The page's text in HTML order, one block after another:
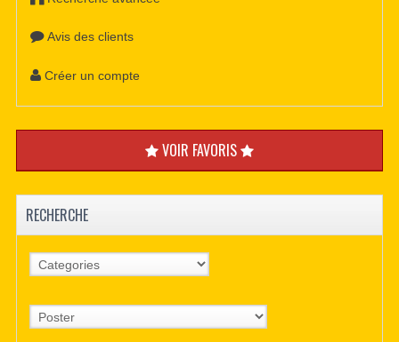
Avis des clients
Créer un compte
VOIR FAVORIS
RECHERCHE